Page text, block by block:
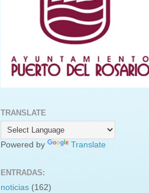
TRANSLATE
Powered by Translate
ENTRADAS:
noticias (162)